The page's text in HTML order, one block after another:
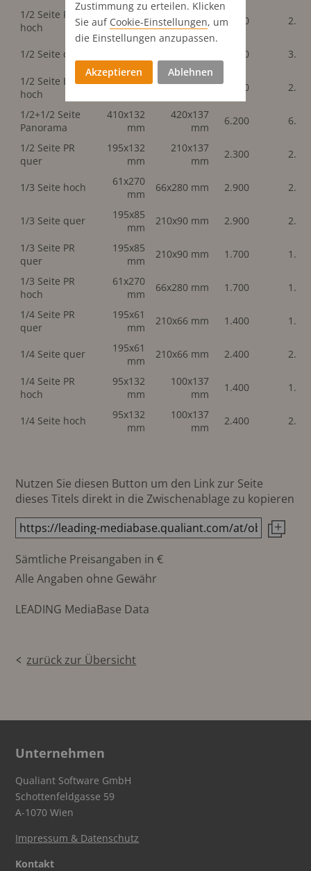
1/2 Seite PR
hoch
95x270
mm
100x280
mm
2.300
1/2 Seite quer
195x132
mm
210x137
mm
3.700
1/2 Seite Event
hoch
95x270
100x280
2.300
1/2+1/2 Seite
Panorama
410x132
mm
420x137
mm
6.200
1/2 Seite PR
quer
195x132
mm
210x137
mm
2.300
1/3 Seite hoch
61x270
mm
66x280 mm 2.900
1/3 Seite quer
195x85
mm
210x90 mm 2.900
1/3 Seite PR
quer
195x85
mm
210x90 mm 1.700
1/3 Seite PR
hoch
61x270
mm
66x280 mm 1.700
1/4 Seite PR
quer
195x61
mm
210x66 mm 1.400
1/4 Seite quer
195x61
mm
210x66 mm 2.400
1/4 Seite PR
hoch
95x132
mm
100x137
mm
1.400
1/4 Seite hoch
95x132
mm
100x137
mm
2.400
Nutzen Sie diesen Button um den Link zur Seite
dieses Titels direkt in die Zwischenablage zu kopieren
Sämtliche Preisangaben in €
Alle Angaben ohne Gewähr
LEADING MediaBase Data
zurück zur Übersicht
Unternehmen
Qualiant Software GmbH
Schottenfeldgasse 59
A-1070 Wien
Impressum & Datenschutz
Kontakt
Zustimmung zu erteilen. Klicken
Sie auf Cookie-Einstellungen, um
die Einstellungen anzupassen.
Akzeptieren Ablehnen